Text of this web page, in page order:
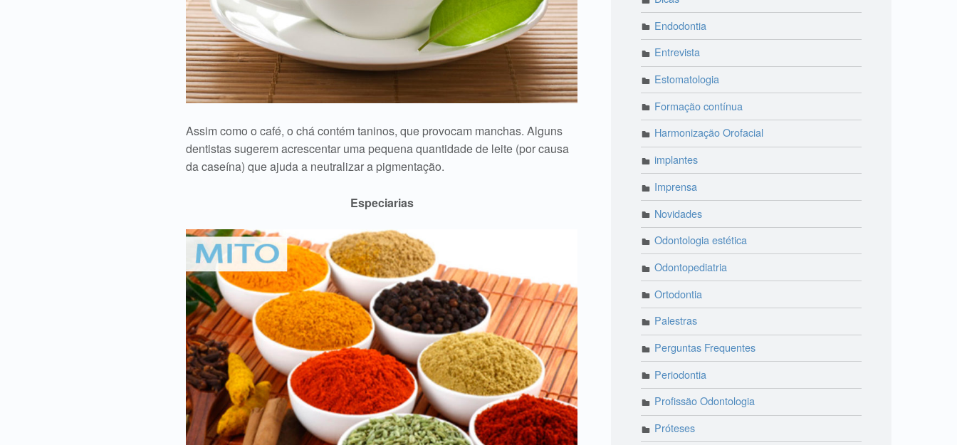
Assim como o café, o chá contém taninos, que provocam manchas. Alguns
dentistas sugerem acrescentar uma pequena quantidade de leite (por causa
da caseína) que ajuda a neutralizar a pigmentação.
Especiarias
Endodontia
Entrevista
Estomatologia
Formação contínua
Harmonização Orofacial
implantes
Imprensa
Novidades
Odontologia estética
Odontopediatria
Ortodontia
Palestras
Perguntas Frequentes
Periodontia
Profissão Odontologia
Próteses